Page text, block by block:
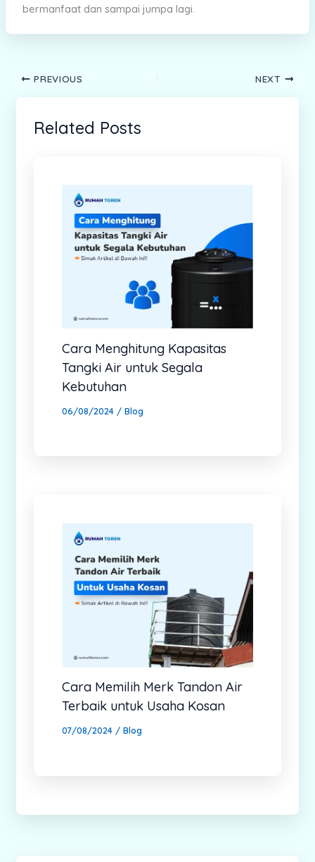
bermanfaat dan sampai jumpa lagi.
PREVIOUS NEXT
Related Posts
Cara Menghitung Kapasitas
Tangki Air untuk Segala
Kebutuhan
06/08/2024 / Blog
Cara Memilih Merk Tandon Air
Terbaik untuk Usaha Kosan
07/08/2024 / Blog